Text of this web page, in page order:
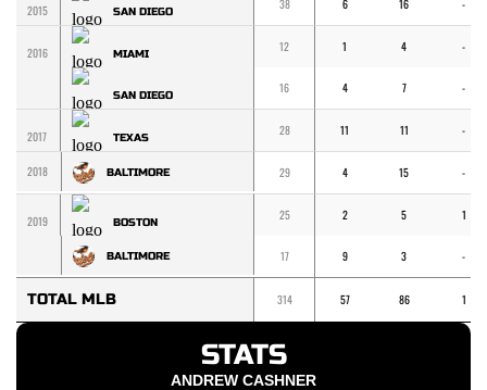
2015 SAN DIEGO 38 6 16 -
2016 MIAMI 12 1 4 -
SAN DIEGO 16 4 7 -
2017 TEXAS 28 11 11 -
2018 BALTIMORE 29 4 15 -
2019 BOSTON 25 2 5 1
BALTIMORE 17 9 3 -
TOTAL MLB 314 57 86 1
STATS
ANDREW CASHNER